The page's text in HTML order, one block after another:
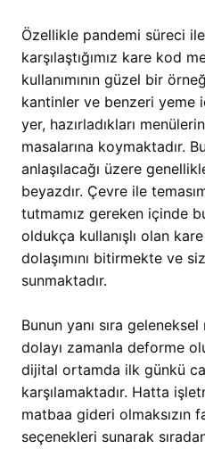
Özellikle pandemi süreci
karşılaştığımız kare kod
kullanımının güzel bir
kantinler ve benzeri yeme
yer, hazırladıkları
masalarına koymaktadır.
anlaşılacağı üzere
beyazdır. Çevre ile
tutmamız gereken içinde
oldukça kullanışlı olan
dolaşımını bitirmekte ve
sunmaktadır.
Bunun yanı sıra
dolayı zamanla deforme
dijital ortamda ilk günkü
karşılamaktadır. Hatta
matbaa gideri olmaksızın
seçenekleri sunarak